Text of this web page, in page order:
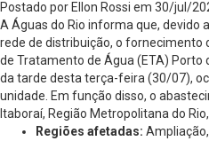
Postado por Ellon Rossi em 30/jul/
A Águas do Rio informa que, devido
rede de distribuição, o fornecimento
de Tratamento de Água (ETA) Porto
da tarde desta terça-feira (30/07),
unidade. Em função disso, o
Itaboraí, Região Metropolitana do
Regiões afetadas: